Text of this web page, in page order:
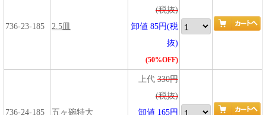
736-23-185 2.5皿
(税抜)
卸値 85円(税
抜)
(50%OFF)
736-24-185 五ヶ碗特大
上代 330円
(税抜)
卸値 165円